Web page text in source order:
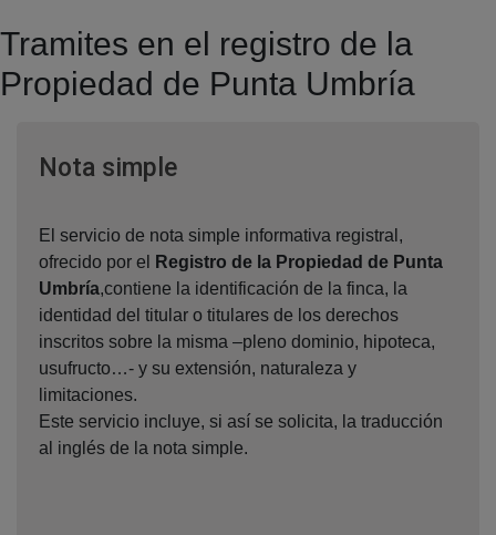
Tramites en el registro de la
Propiedad de Punta Umbría
Nota simpleVentana nueva
El servicio de nota simple informativa registral,
ofrecido por el
Registro de la Propiedad de Punta
Umbría,contiene la identificación de la finca, la
identidad del titular o titulares de los derechos
inscritos sobre la misma –pleno dominio, hipoteca,
usufructo…- y su extensión, naturaleza y
limitaciones.
Este servicio incluye, si así se solicita, la traducción
al inglés de la nota simple.